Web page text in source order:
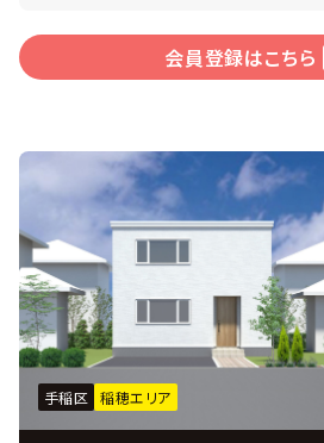
会員登録はこちら
手稲区 稲穂エリア